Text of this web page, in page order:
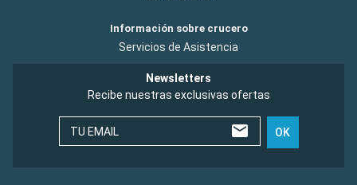
Información sobre crucero
Servicios de Asistencia
Newsletters
Recibe nuestras exclusivas ofertas
TU EMAIL OK